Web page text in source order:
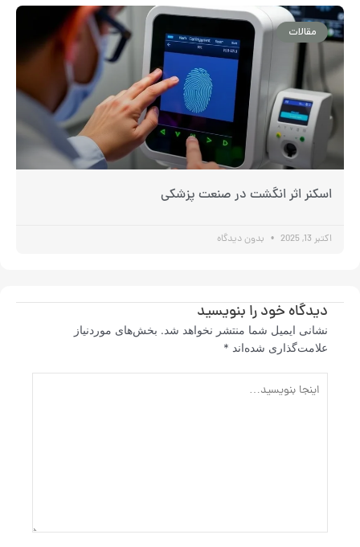
مقالات
اسکنر اثر انگشت در صنعت پزشکی
اکتبر 13, 2025 بدون دیدگاه
دیدگاه‌ خود را بنویسید
نشانی ایمیل شما منتشر نخواهد شد. بخش‌های موردنیاز
علامت‌گذاری شده‌اند *
بنویسید…